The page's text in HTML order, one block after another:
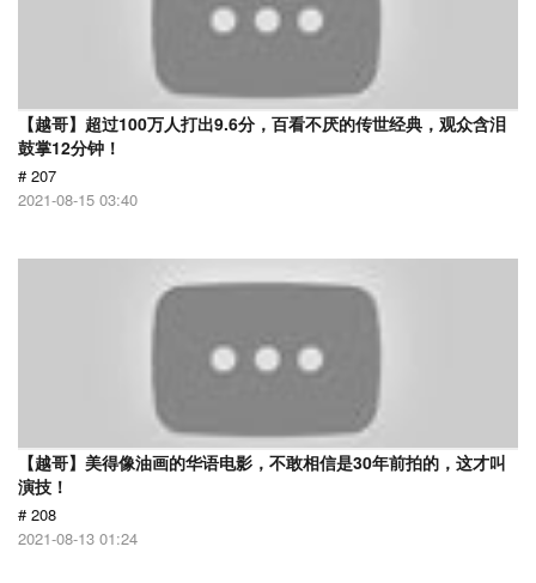
【越哥】超过100万人打出9.6分，百看不厌的传世经典，观众含泪
鼓掌12分钟！
# 207
2021-08-15 03:40
【越哥】美得像油画的华语电影，不敢相信是30年前拍的，这才叫
演技！
# 208
2021-08-13 01:24